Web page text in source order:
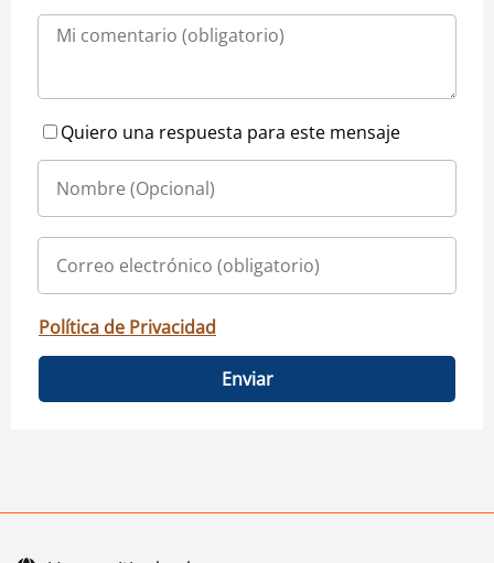
Quiero una respuesta para este mensaje
Política de Privacidad
Enviar